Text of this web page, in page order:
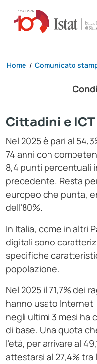
Home / Comunicato
Cittadini e
Nel 2025 è pari al
74 anni con
8,4 punti percentuali
precedente. Resta
europeo che punta,
dell’80%.
In Italia, come in altri
digitali sono
specifiche
popolazione.
Nel 2025 il 71,7% dei
hanno usato Internet
negli ultimi 3 mesi ha
di base. Una quota
l’età, per arrivare al
attestarsi al 27,4% tra